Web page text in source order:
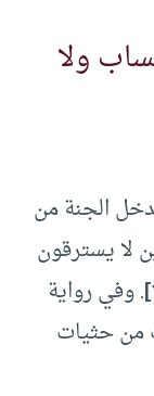
ولا
الجنة من
لا يسترقون
. وفي رواية
من حثيات